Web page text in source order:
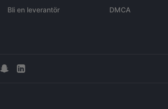
Bli en leverantör
DMCA